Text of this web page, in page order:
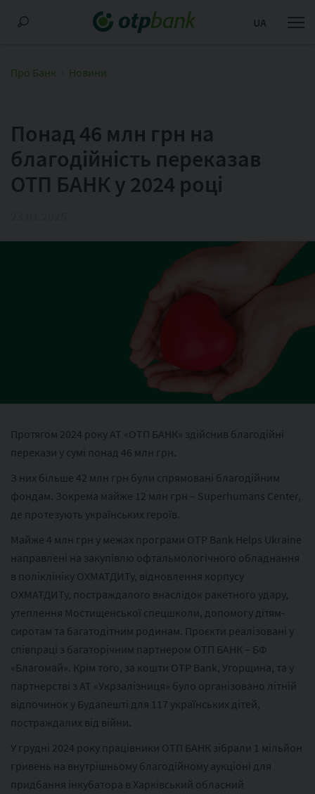
UA
Про Банк Новини
Понад 46 млн грн на
благодійність переказав
ОТП БАНК у 2024 році
Протягом 2024 року АТ «ОТП БАНК» здійснив благодійні
перекази у сумі понад 46 млн грн.
З них більше 42 млн грн були спрямовані благодійним
фондам. Зокрема майже 12 млн грн – Superhumans Center,
де протезують українських героїв.
Майже 4 млн грн у межах програми OTP Bank Helps Ukraine
направлені на закупівлю офтальмологічного обладнання
в поліклініку ОХМАТДИТу, відновлення корпусу
ОХМАТДИТу, постраждалого внаслідок ракетного удару,
утеплення Мостищенської спецшколи, допомогу дітям-
сиротам та багатодітним родинам. Проєкти реалізовані у
співпраці з багаторічним партнером ОТП БАНК – БФ
«Благомай». Крім того, за кошти OTP Bank, Угорщина, та у
партнерстві з АТ «Укрзалізниця» було організовано літній
відпочинок у Будапешті для 117 українських дітей,
постраждалих від війни.
У грудні 2024 року працівники ОТП БАНК зібрали 1 мільйон
гривень на внутрішньому благодійному аукціоні для
придбання інкубатора в Харківський обласний